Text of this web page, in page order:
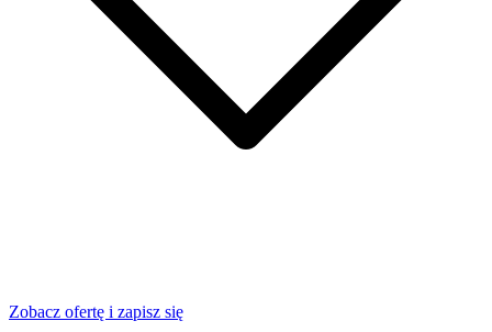
Zobacz ofertę i zapisz się